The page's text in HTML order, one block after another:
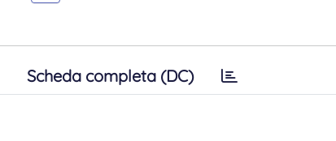
Scheda completa (DC)